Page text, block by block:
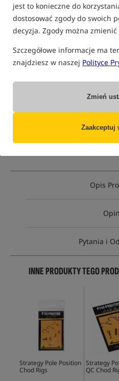
jest to konieczne do
dostosować zgody do swoich
decyzja. Zgody można
Szczegółowe informacje ma
znajdziesz w naszej Polityce
Zmień
Zaakceptuj
tylko produkty na"naszym
EAN: 8716851368085
Opis
Pytania i
INNE PRODUKTY TEGO
Strategy Pole Position
Chod Rigs
Strategy
QC Chod